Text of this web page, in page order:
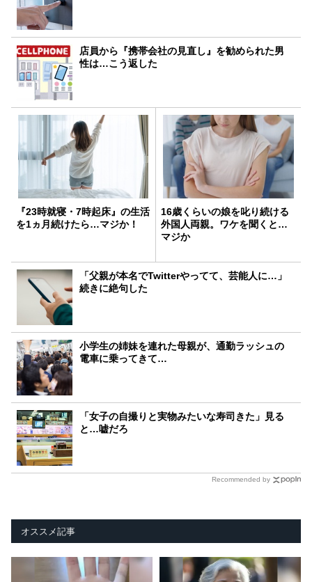
店員から『携帯会社の見直し』を勧められた男
性は…こう返した
『23時就寝・7時起床』の生活
を1ヵ月続けたら…マジか！
16歳くらいの娘を叱り続ける
外国人両親。ワケを聞くと…
マジか
「父親が本名でTwitterやってて、芸能人に…」
続きに絶句した
小学生の姉妹を連れた母親が、通勤ラッシュの
電車に乗ってきて…
「女子の自撮りと実物みたいな寿司きた」見る
と…嘘だろ
Recommended by
オススメ記事